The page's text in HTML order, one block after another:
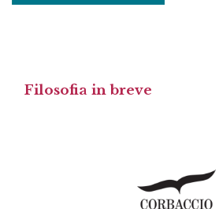
Filosofia in breve